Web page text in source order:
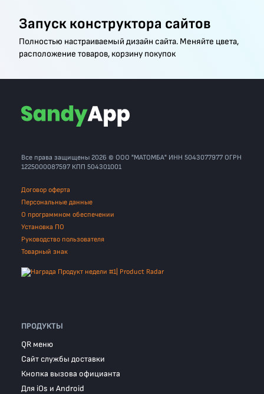
Запуск конструктора сайтов
Полностью настраиваемый дизайн сайта. Меняйте цвета,
расположение товаров, корзину покупок
Все права защищены 2026 © ООО "МАТОМБА" ИНН 5043077977 ОГРН
1225000087597 КПП 504301001
Договор оферта
Персональные данные
О программном обеспечении
Установка ПО
Руководство пользователя
Товарный знак
ПРОДУКТЫ
QR меню
Сайт службы доставки
Кнопка вызова официанта
Для iOs и Android